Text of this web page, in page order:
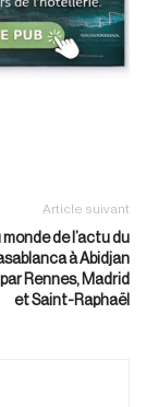
Article suivant
de l’actu du
à Abidjan
Rennes, Madrid
et Saint-Raphaël